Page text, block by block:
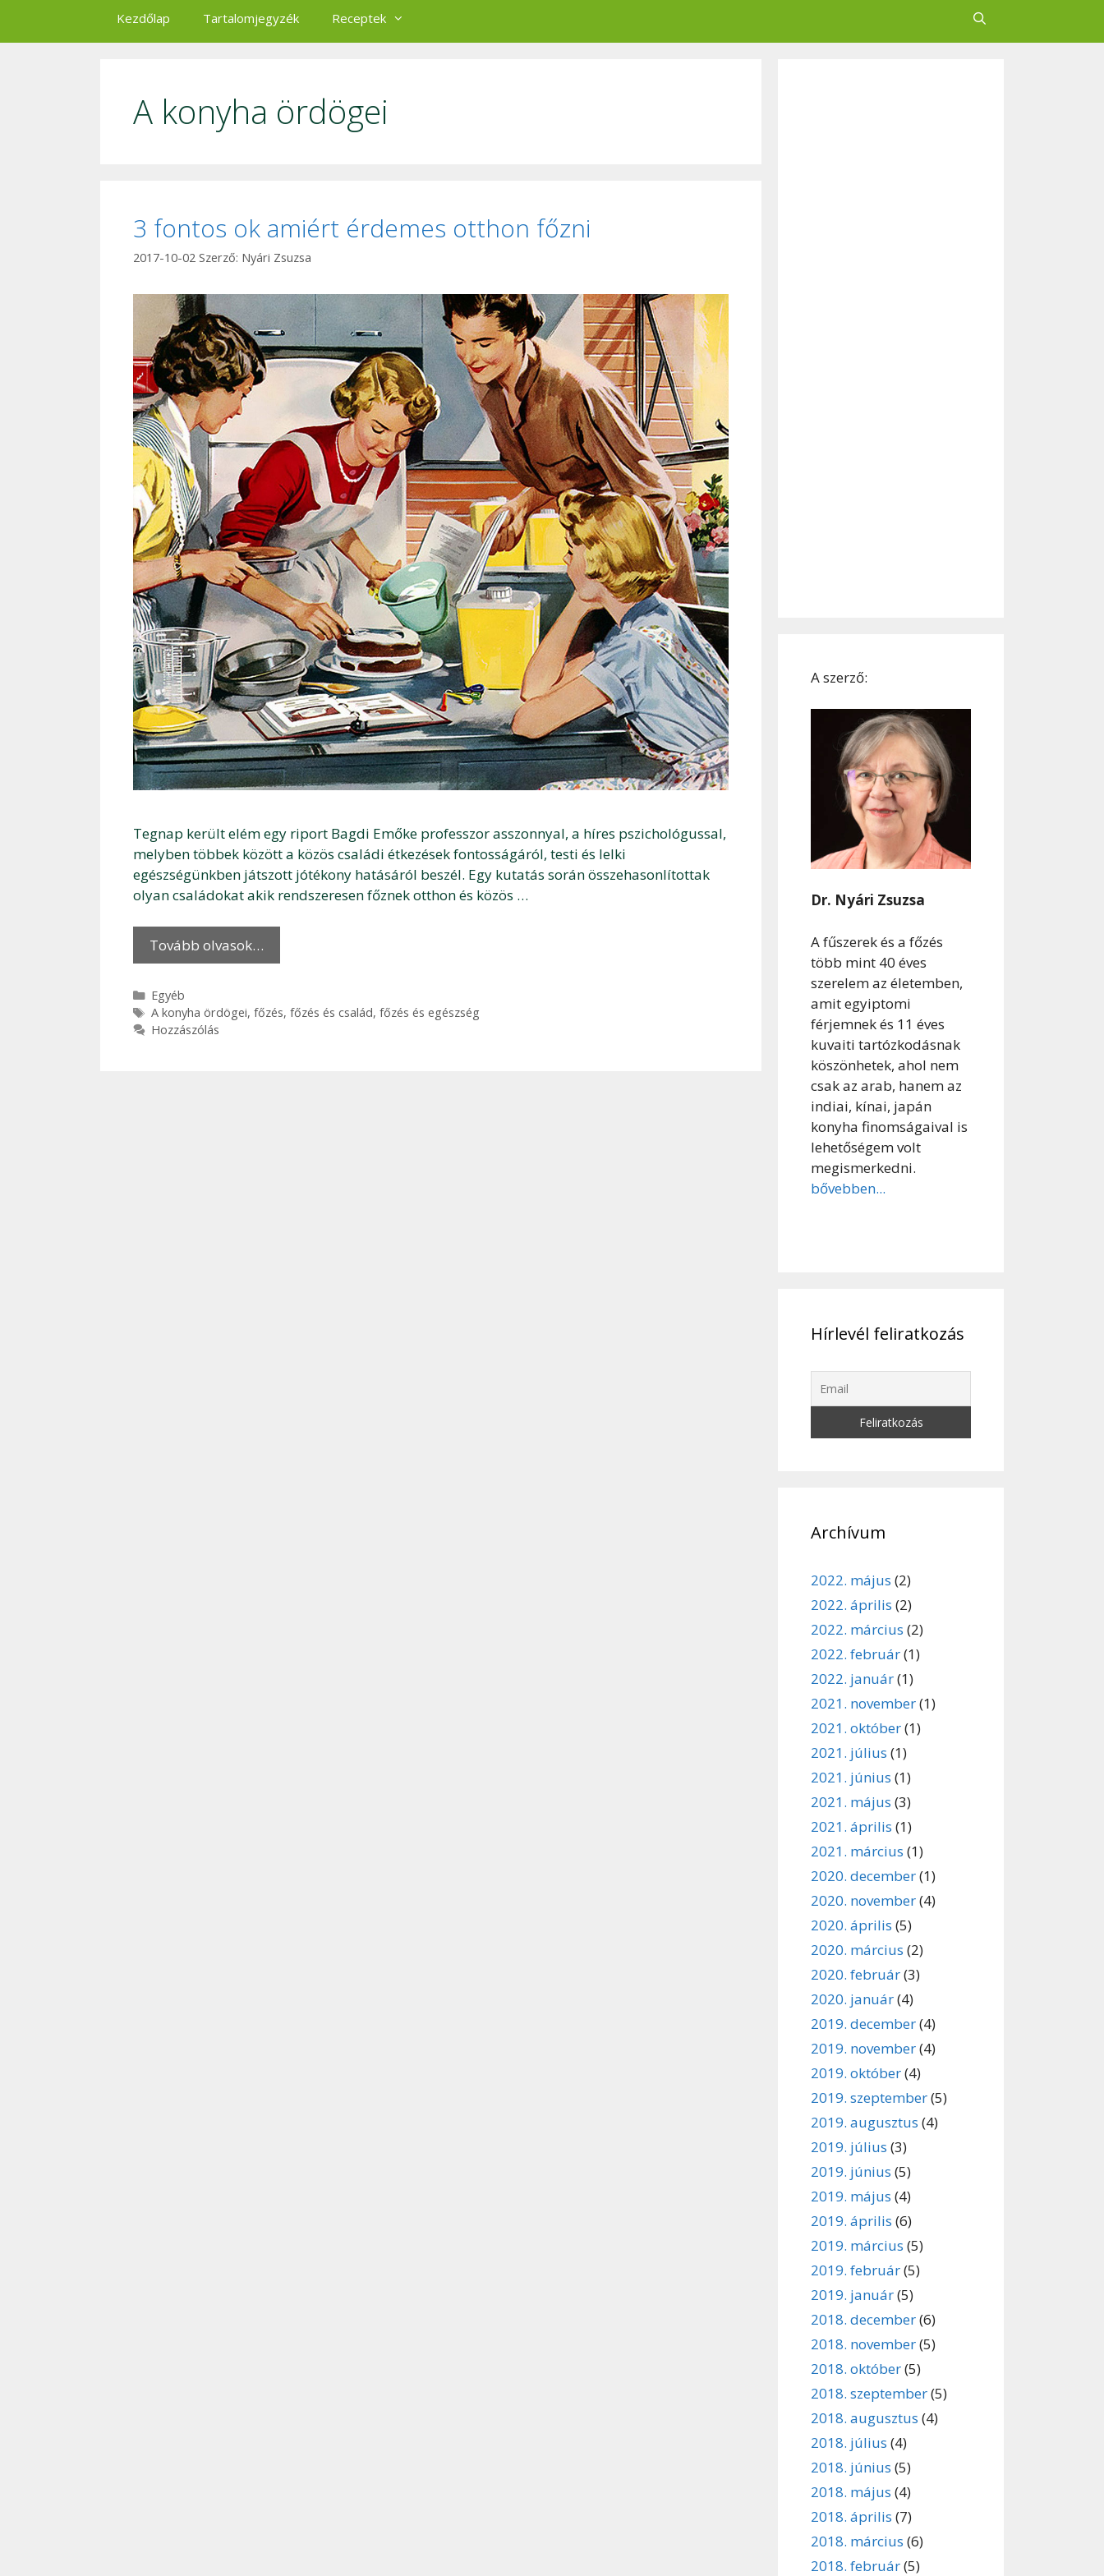
Kezdőlap Tartalomjegyzék Receptek
A konyha ördögei
3 fontos ok amiért érdemes otthon főzni
2017-10-02 Szerző: Nyári Zsuzsa
Tegnap került elém egy riport Bagdi Emőke professzor asszonnyal, a híres pszichológussal,
melyben többek között a közös családi étkezések fontosságáról, testi és lelki
egészségünkben játszott jótékony hatásáról beszél. Egy kutatás során összehasonlítottak
olyan családokat akik rendszeresen főznek otthon és közös …
Tovább olvasok…
Kategória
Egyéb
Címkék
A konyha ördögei, főzés, főzés és család, főzés és egészség
Hozzászólás
A szerző:
Dr. Nyári Zsuzsa
A fűszerek és a főzés
több mint 40 éves
szerelem az életemben,
amit egyiptomi
férjemnek és 11 éves
kuvaiti tartózkodásnak
köszönhetek, ahol nem
csak az arab, hanem az
indiai, kínai, japán
konyha finomságaival is
lehetőségem volt
megismerkedni.
bővebben...
Hírlevél feliratkozás
Archívum
2022. május (2)
2022. április (2)
2022. március (2)
2022. február(1)
2022. január(1)
2021. november(1)
2021. október(1)
2021. július (1)
2021. június (1)
2021. május (3)
2021. április (1)
2021. március (1)
2020. december(1)
2020. november(4)
2020. április (5)
2020. március (2)
2020. február(3)
2020. január(4)
2019. december(4)
2019. november(4)
2019. október(4)
2019. szeptember(5)
2019. augusztus (4)
2019. július (3)
2019. június (5)
2019. május (4)
2019. április (6)
2019. március (5)
2019. február(5)
2019. január(5)
2018. december(6)
2018. november(5)
2018. október(5)
2018. szeptember(5)
2018. augusztus (4)
2018. július (4)
2018. június (5)
2018. május (4)
2018. április (7)
2018. március (6)
2018. február(5)